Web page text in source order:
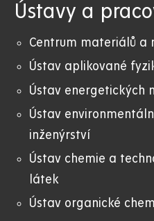
Ústavy a
Centrum materiálů a
Ústav aplikované
Ústav energetických
Ústav
inženýrství
Ústav chemie a
látek
Ústav organické